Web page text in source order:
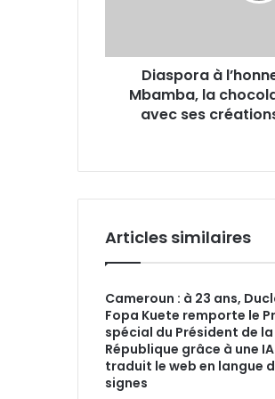
régale
créations
Diaspora à
Mbamba, la
avec ses
Articles similaires
Cameroun : à 23 ans,
Fopa Kuete remporte le
spécial du Président de la
République grâce à une
traduit le web en langue
signes